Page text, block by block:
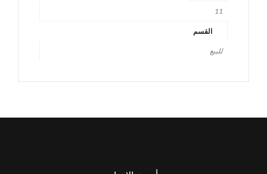
11
القسم
للبيع